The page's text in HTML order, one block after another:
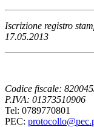
Iscrizione registro
17.05.2013
Codice fiscale:
P.IVA: 01373510906
Tel: 0789770801
PEC: